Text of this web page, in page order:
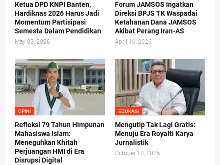
Ketua DPD KNPI Banten,
Hardiknas 2026 Harus Jadi
Momentum Partisipasi
Semesta Dalam Pendidikan
May 03, 2026
Forum JAMSOS Ingatkan
Direksi BPJS TK Waspadai
Ketahanan Dana JAMSOS
Akibat Perang Iran-AS
April 16, 2026
OPINI
Refleksi 79 Tahun Himpunan
Mahasiswa Islam:
Meneguhkan Khitah
Perjuangan HMI di Era
Disrupsi Digital
EDUKASI
Mengutip Tak Lagi Gratis:
Menuju Era Royalti Karya
Jurnalistik
October 10, 2025